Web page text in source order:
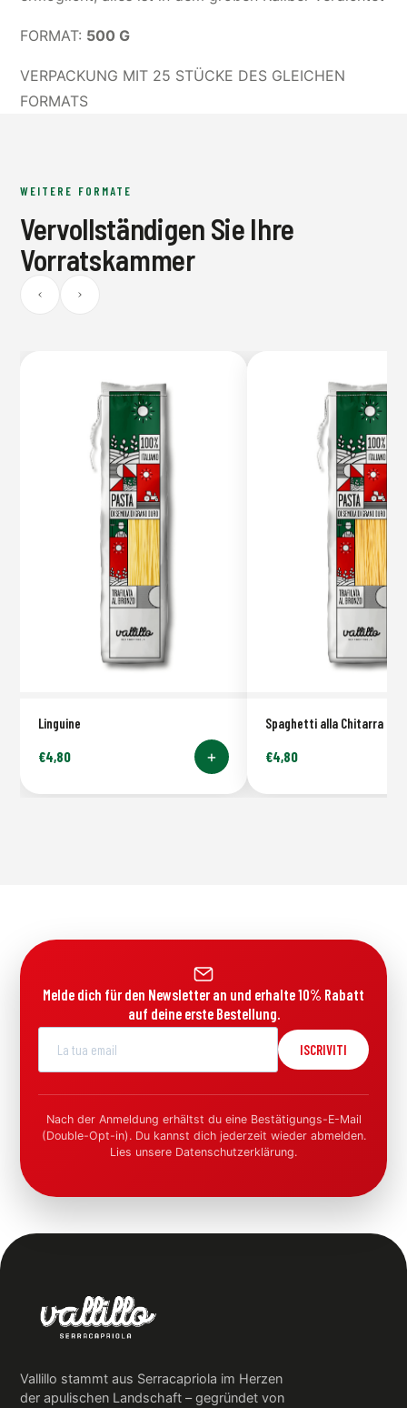
FORMAT: 500 G
VERPACKUNG MIT 25 STÜCKE DES GLEICHEN
FORMATS
WEITERE FORMATE
Vervollständigen Sie Ihre
Vorratskammer
Linguine
€4,80 +
Spaghetti alla Chitarra
€4,80
Melde dich für den Newsletter an und erhalte 10% Rabatt
auf deine erste Bestellung.
ISCRIVITI
Nach der Anmeldung erhältst du eine Bestätigungs-E-Mail
(Double-Opt-in). Du kannst dich jederzeit wieder abmelden.
Lies unsere Datenschutzerklärung.
Vallillo stammt aus Serracapriola im Herzen
der apulischen Landschaft – gegründet von